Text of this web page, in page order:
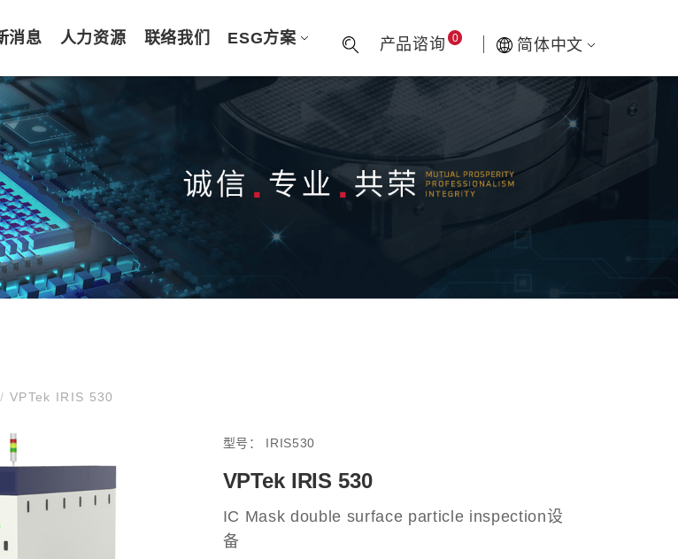
消息 人力资源 联络我们 ESG方案 产品谘询 0 简体中文
/ VPTek IRIS 530
型号： IRIS530
VPTek IRIS 530
IC Mask double surface particle inspection设
备